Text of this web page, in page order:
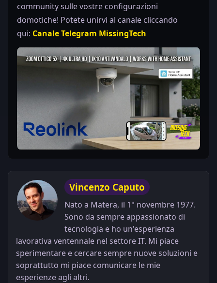
community sulle vostre configurazioni
domotiche! Potete unirvi al canale cliccando
qui: Canale Telegram MissingTech
Vincenzo Caputo
Nato a Matera, il 1° novembre 1977.
Sono da sempre appassionato di
tecnologia e ho un'esperienza
lavorativa ventennale nel settore IT. Mi piace
sperimentare e cercare sempre nuove soluzioni e
soprattutto mi piace comunicare le mie
esperienze agli altri.